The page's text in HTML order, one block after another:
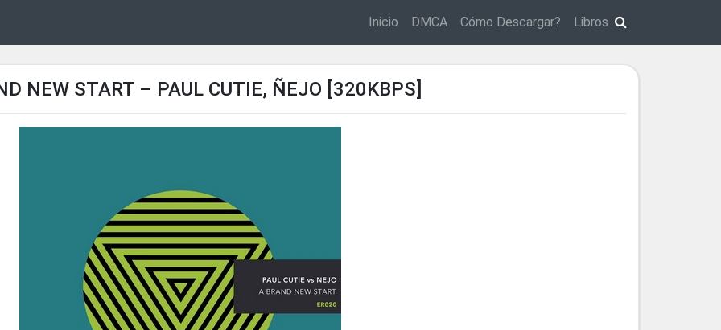
Inicio DMCA Cómo Descargar? Libros
NEW START – PAUL CUTIE, ÑEJO [320KBPS]